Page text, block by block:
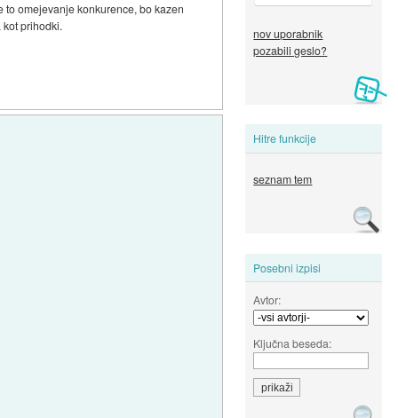
nov uporabnik
pozabili geslo?
Hitre funkcije
seznam tem
Posebni izpisi
Avtor:
Ključna beseda:
omejevanje konkurence, bo kazen
prihodki.